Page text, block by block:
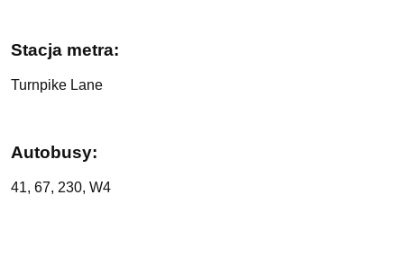
Stacja metra:
Turnpike Lane
Autobusy:
41, 67, 230, W4